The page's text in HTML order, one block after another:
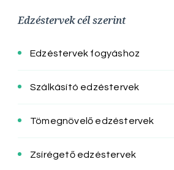
Edzéstervek cél szerint
Edzéstervek fogyáshoz
Szálkásító edzéstervek
Tömegnövelő edzéstervek
Zsírégető edzéstervek